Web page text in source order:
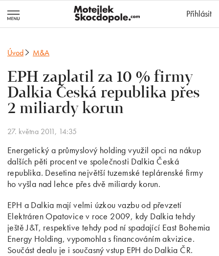
Přihlásit
Úvod M&A
EPH zaplatil za 10 % firmy
Dalkia Česká republika přes
2 miliardy korun
27. května 2011, 14:35
Energetický a průmyslový holding využil opci na nákup
dalších pěti procent ve společnosti Dalkia Česká
republika. Desetina největší tuzemské teplárenské firmy
ho vyšla nad lehce přes dvě miliardy korun.
EPH a Dalkia mají velmi úzkou vazbu od převzetí
Elektráren Opatovice v roce 2009, kdy Dalkia tehdy
ještě J&T, respektive tehdy pod ní spadající East Bohemia
Energy Holding, vypomohla s financováním akvizice.
Součást dealu je i současný vstup EPH do Dalkia ČR.